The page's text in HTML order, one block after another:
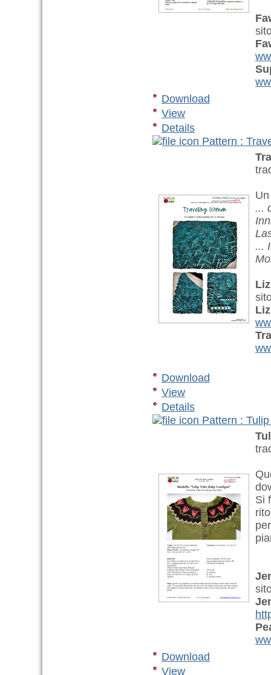
Download
View
Details
Pattern :
...
...
Download
View
Details
Pattern :
Si
Download
View